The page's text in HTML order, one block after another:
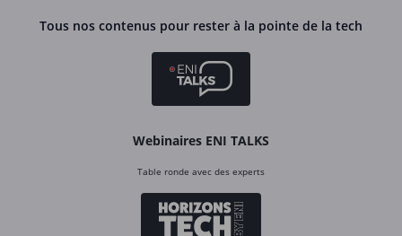
Tous nos contenus pour rester à la pointe de la tech
Webinaires ENI TALKS
Table ronde avec des experts